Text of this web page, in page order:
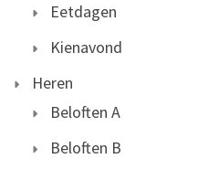
Eetdagen
Kienavond
Heren
Beloften A
Beloften B